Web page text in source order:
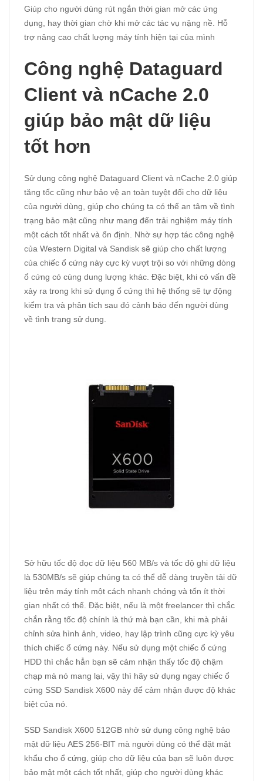
Giúp cho người dùng rút ngắn thời gian mở các ứng
dụng, hay thời gian chờ khi mở các tác vụ nặng nề. Hỗ
trợ nâng cao chất lượng máy tính hiện tại của mình
Công nghệ Dataguard
Client và nCache 2.0
giúp bảo mật dữ liệu
tốt hơn
Sử dụng công nghệ Dataguard Client và nCache 2.0 giúp
tăng tốc cũng như bảo vệ an toàn tuyệt đối cho dữ liệu
của người dùng, giúp cho chúng ta có thể an tâm về tình
trạng bảo mật cũng như mang đến trải nghiệm máy tính
một cách tốt nhất và ổn định. Nhờ sự hợp tác công nghệ
của Western Digital và Sandisk sẽ giúp cho chất lượng
của chiếc ổ cứng này cực kỳ vượt trội so với những dòng
ổ cứng có cùng dung lượng khác. Đặc biệt, khi có vấn đề
xảy ra trong khi sử dụng ổ cứng thì hệ thống sẽ tự động
kiểm tra và phân tích sau đó cảnh báo đến người dùng
về tình trạng sử dụng.
Sở hữu tốc độ đọc dữ liệu 560 MB/s và tốc độ ghi dữ liệu
là 530MB/s sẽ giúp chúng ta có thể dễ dàng truyền tải dữ
liệu trên máy tính một cách nhanh chóng và tốn ít thời
gian nhất có thể. Đặc biệt, nếu là một freelancer thì chắc
chắn rằng tốc độ chính là thứ mà bạn cần, khi mà phải
chỉnh sửa hình ảnh, video, hay lập trình cũng cực kỳ yêu
thích chiếc ổ cứng này. Nếu sử dụng một chiếc ổ cứng
HDD thì chắc hẳn bạn sẽ cảm nhận thấy tốc độ chậm
chạp mà nó mang lại, vậy thì hãy sử dụng ngay chiếc ổ
cứng SSD Sandisk X600 này để cảm nhận được độ khác
biệt của nó.
SSD Sandisk X600 512GB nhờ sử dụng công nghệ bảo
mật dữ liệu AES 256-BIT mà người dùng có thể đặt mật
khẩu cho ổ cứng, giúp cho dữ liệu của bạn sẽ luôn được
bảo mật một cách tốt nhất, giúp cho người dùng khác